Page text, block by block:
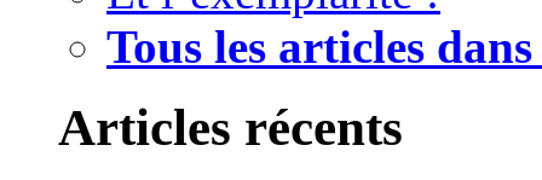
Tous les articles
Articles récents